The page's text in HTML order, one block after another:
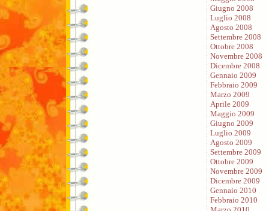
Giugno 2008
Luglio 2008
Agosto 2008
Settembre 2008
Ottobre 2008
Novembre 2008
Dicembre 2008
Gennaio 2009
Febbraio 2009
Marzo 2009
Aprile 2009
Maggio 2009
Giugno 2009
Luglio 2009
Agosto 2009
Settembre 2009
Ottobre 2009
Novembre 2009
Dicembre 2009
Gennaio 2010
Febbraio 2010